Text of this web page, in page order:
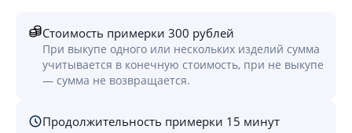
Стоимость примерки 300 рублей
При выкупе одного или нескольких изделий сумма
учитывается в конечную стоимость, при не выкупе
— сумма не возвращается.
Продолжительность примерки 15 минут